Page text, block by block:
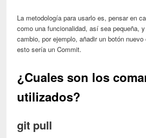
La metodología para usarlo es, pensar en
como una funcionalidad, así sea pequeña,
cambio, por ejemplo, añadir un botón nuevo
esto sería un Commit.
¿Cuales son los
utilizados?
git pull